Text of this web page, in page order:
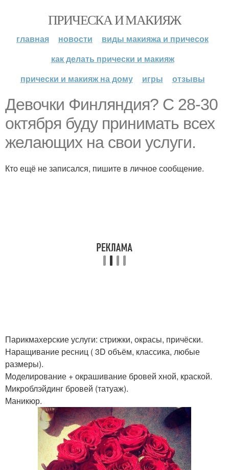
ПРИЧЕСКА И МАКИЯЖ
главная новости
виды макияжа и причесок
как делать прически и макияж
прически и макияж на дому
игры отзывы
Девочки Финляндия? С 28-30
октября буду принимать всех
желающих на свои услуги.
Кто ещё не записался, пишите в личное сообщение.
Парикмахерские услуги: стрижки, окрасы, причёски.
Наращивание ресниц ( 3D объём, классика, любые
размеры).
Моделирование + окрашивание бровей хной, краской.
Микроблэйдинг бровей (татуаж).
Маникюр.